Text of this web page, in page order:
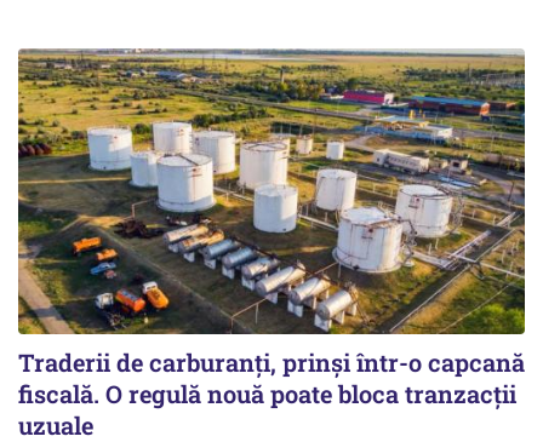
Traderii de carburanți, prinși într-o capcană
fiscală. O regulă nouă poate bloca tranzacții
uzuale